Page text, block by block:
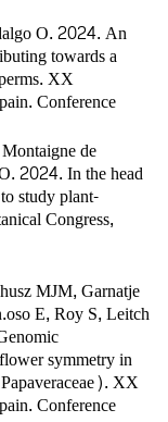
O. 2024. An
towards a
XX
Conference
de
2024. In the head
study plant-
Congress,
MJM, Garnatje
E, Roy S, Leitch
symmetry in
XX
Conference